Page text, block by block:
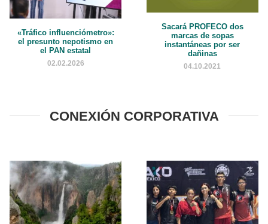
«Tráfico influenciómetro»:
el presunto nepotismo en
el PAN estatal
02.02.2026
Sacará PROFECO dos
marcas de sopas
instantáneas por ser
dañinas
04.10.2021
CONEXIÓN CORPORATIVA